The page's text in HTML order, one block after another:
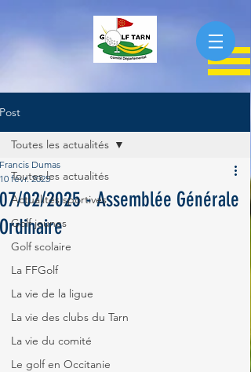
Post
Toutes les actualités
Actualités sportives
Golf jeunes
Golf scolaire
La FFGolf
La vie de la ligue
La vie des clubs du Tarn
La vie du comité
Le golf en Occitanie
Toutes les actualités
07/02/2025 - Assemblée Générale
Ordinaire
Francis Dumas
10 févr. 2025